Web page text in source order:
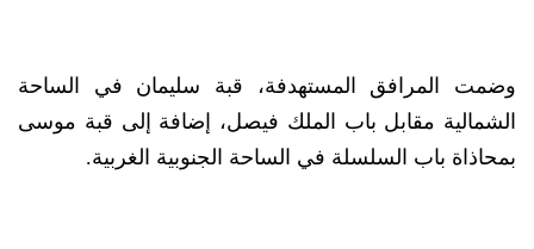
وضمت المرافق المستهدفة، قبة سليمان في الساحة
الشمالية مقابل باب الملك فيصل، إضافة إلى قبة موسى
بمحاذاة باب السلسلة في الساحة الجنوبية الغربية.